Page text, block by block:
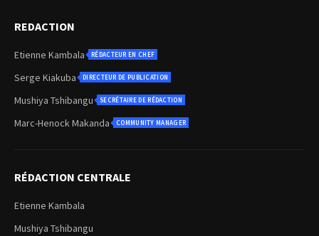
REDACTION
Etienne Kambala RÉDACTEUR EN CHEF
Serge Kiakuba DIRECTEUR DE PUBLICATION
Mushiya Tshibangu SECRÉTAIRE DE RÉDACTION
Marc-Henock Makanda COMMUNITY MANAGER
RÉDACTION CENTRALE
Etienne Kambala
Mushiya Tshibangu